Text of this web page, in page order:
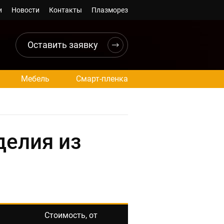
Новости Контакты Плазморез
Оставить заявку
Мебель Смарт-пленка
из
Стоимость, от